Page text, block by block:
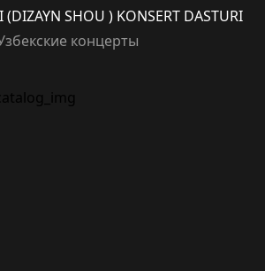
(DIZAYN SHOU ) KONSERT DASTURI
концерты